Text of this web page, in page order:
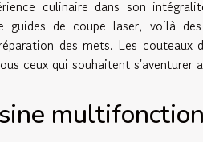
culinaire dans son
guides de coupe laser, voilà
des mets. Les
ceux qui souhaitent